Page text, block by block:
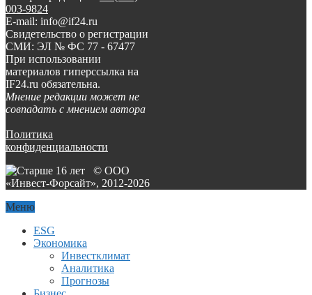
003-9824
E-mail: info@if24.ru
Свидетельство о регистрации
СМИ: ЭЛ № ФС 77 - 67477
При использовании
материалов гиперссылка на
IF24.ru обязательна.
Мнение редакции может не
совпадать с мнением автора
Политика
конфиденциальности
© ООО
«Инвест-Форсайт», 2012-2026
Меню
ESG
Экономика
Инвестклимат
Аналитика
Прогнозы